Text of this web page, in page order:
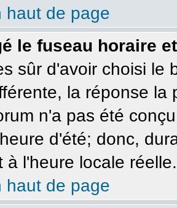
haut de page
le fuseau horaire
sûr d'avoir choisi le
la réponse la
n'a pas été
d'été; donc,
à l'heure locale réelle.
haut de page